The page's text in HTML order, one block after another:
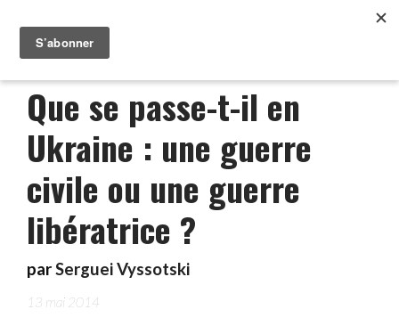
Que se passe-t-il en
Ukraine : une guerre
civile ou une guerre
libératrice ?
parSerguei Vyssotski
13 mai 2014